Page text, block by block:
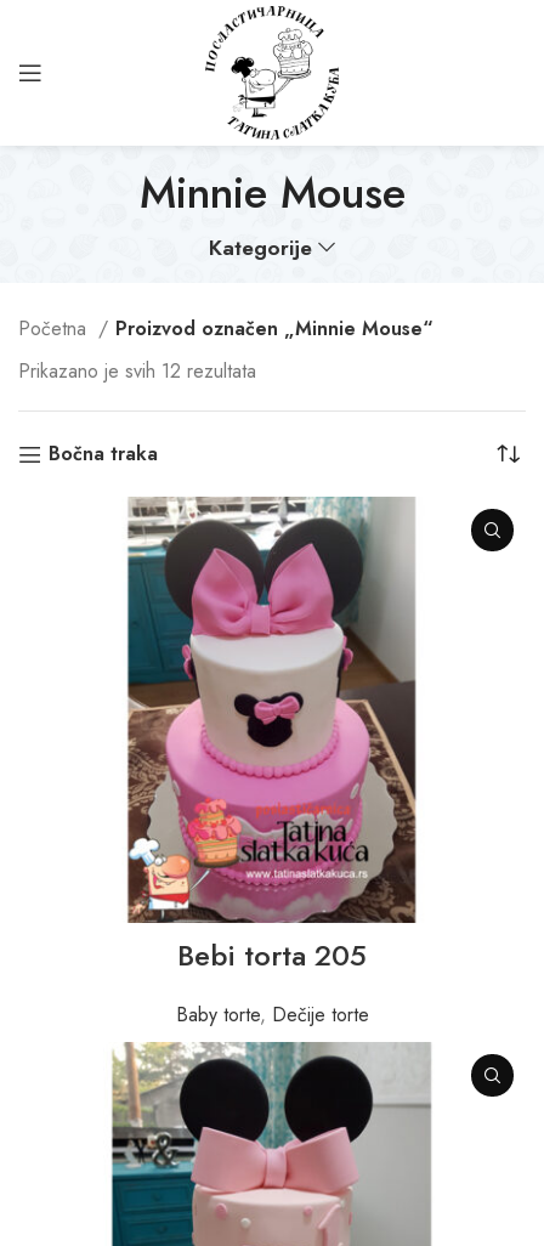
Minnie Mouse
Kategorije
Početna
Proizvod označen „Minnie Mouse“
Prikazano je svih 12 rezultata
Bočna traka
Bebi torta 205
Baby torte, Dečije torte